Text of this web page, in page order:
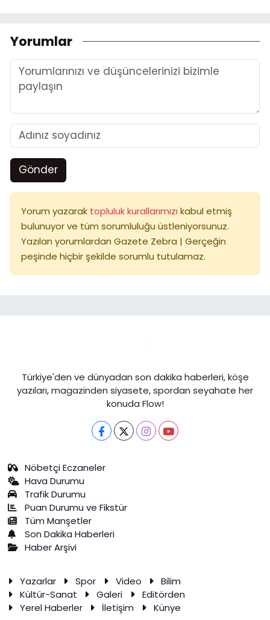
Yorumlar
Gönder
Yorum yazarak topluluk kurallarımızı kabul etmiş
bulunuyor ve tüm sorumluluğu üstleniyorsunuz.
Yazılan yorumlardan Gazete Zebra | Gerçeğin
peşinde hiçbir şekilde sorumlu tutulamaz.
Türkiye'den ve dünyadan son dakika haberleri, köşe
yazıları, magazinden siyasete, spordan seyahate her
konuda Flow!
Nöbetçi Eczaneler
Hava Durumu
Trafik Durumu
Puan Durumu ve Fikstür
Tüm Manşetler
Son Dakika Haberleri
Haber Arşivi
Yazarlar Spor Video
Bilim
Kültür-Sanat
Galeri
Editörden
Yerel Haberler
İletişim Künye